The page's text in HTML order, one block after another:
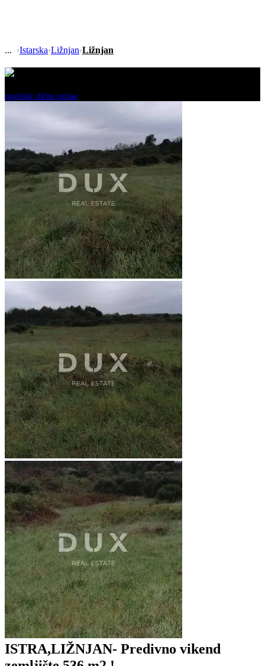
›Istarska›Ližnjan›Ližnjan
pogledaj slične oglase
ISTRA,LIŽNJAN- Predivno vikend